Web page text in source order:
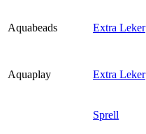
Aquabeads Extra Leker
Aquaplay Extra Leker
Sprell